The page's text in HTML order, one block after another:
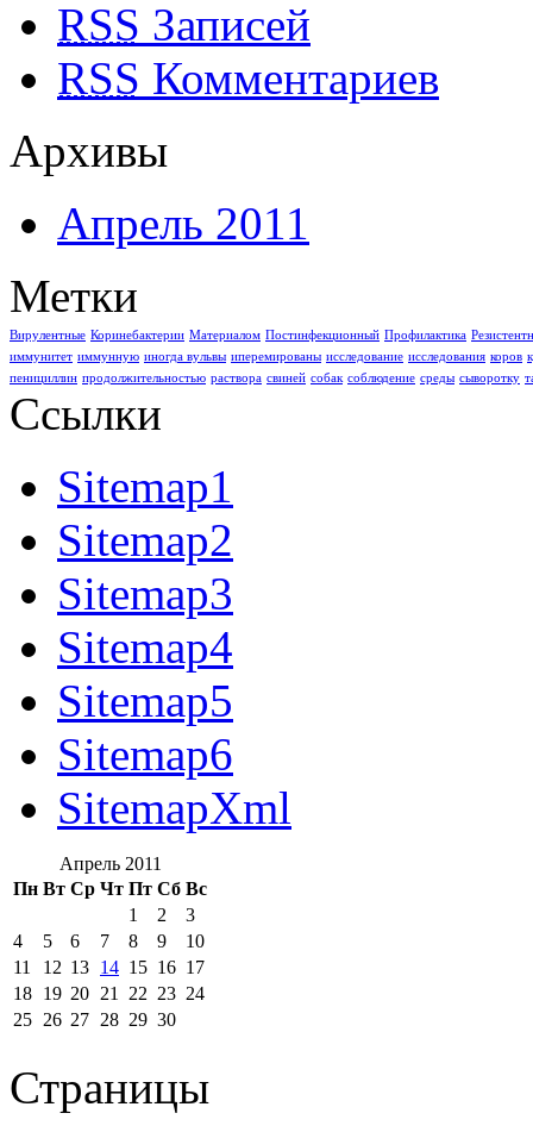
RSS Записей
RSS Комментариев
Архивы
Апрель 2011
Метки
Вирулентные Коринебактерии Материалом Постинфекционный Профилактика
иммунитет иммунную иногда вульвы иперемированы исследование исследования коров
пенициллин продолжительностью раствора свиней собак соблюдение среды сыворотку
Ссылки
Sitemap1
Sitemap2
Sitemap3
Sitemap4
Sitemap5
Sitemap6
SitemapXml
Апрель 2011
Пн Вт Ср Чт Пт Сб Вс
1
2
3
4
5 6 7 8 9
10
11
12 13 14 15 16 17
18 19 20 21 22 23 24
25 26 27 28 29 30
Страницы